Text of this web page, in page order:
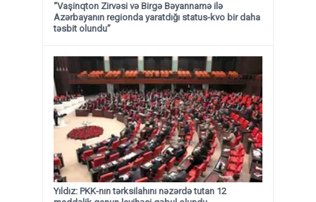
“Vaşinqton Zirvəsi və Birgə Bəyannamə ilə
Azərbayanın regionda yaratdığı status-kvo bir daha
təsbit olundu”
Yıldız: PKK-nın tərksilahını nəzərdə tutan 12